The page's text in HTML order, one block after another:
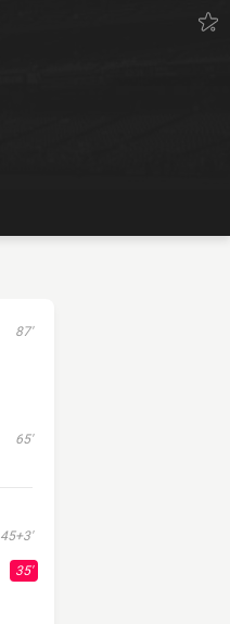
87'
65'
45+3'
35'